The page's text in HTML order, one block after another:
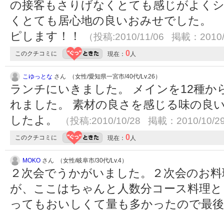
の接客もさりげなくとても感じがよく
くとても居心地の良いおみせでした
ピします！！
（投稿:2010/11/06 掲載：
このクチコミに 現在： 0人
こゆっとな さん （女性/愛知県一宮市/40代/Lv.26）
ランチにいきました。 メインを12種か
れました。 素材の良さを感じる味の良
したよ。
（投稿:2010/10/28 掲載：2010/10/
このクチコミに 現在： 0人
MOKO さん （女性/岐阜市/30代/Lv.4）
２次会でうかがいました。２次会のお
が、ここはちゃんと人数分コース料理
ってもおいしくて量も多かったので最